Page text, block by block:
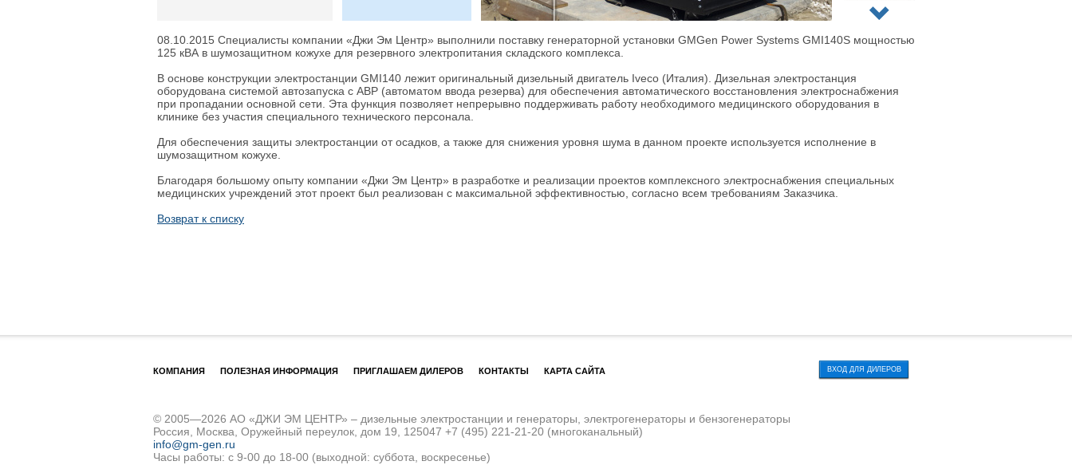
08.10.2015 Специалисты компании «Джи Эм Центр» выполнили поставку генераторной установки GMGen Power Systems GMI140S мощностью
125 кВА в шумозащитном кожухе для резервного электропитания складского комплекса.
В основе конструкции электростанции GMI140 лежит оригинальный дизельный двигатель Iveco (Италия). Дизельная электростанция
оборудована системой автозапуска с АВР (автоматом ввода резерва) для обеспечения автоматического восстановления электроснабжения
при пропадании основной сети. Эта функция позволяет непрерывно поддерживать работу необходимого медицинского оборудования в
клинике без участия специального технического персонала.
Для обеспечения защиты электростанции от осадков, а также для снижения уровня шума в данном проекте используется исполнение в
шумозащитном кожухе.
Благодаря большому опыту компании «Джи Эм Центр» в разработке и реализации проектов комплексного электроснабжения специальных
медицинских учреждений этот проект был реализован с максимальной эффективностью, согласно всем требованиям Заказчика.
Возврат к списку
КОМПАНИЯ ПОЛЕЗНАЯ ИНФОРМАЦИЯ ПРИГЛАШАЕМ ДИЛЕРОВ КОНТАКТЫ КАРТА САЙТА ВХОД ДЛЯ ДИЛЕРОВ
© 2005—2026 АО «ДЖИ ЭМ ЦЕНТР» – дизельные электростанции и генераторы, электрогенераторы и бензогенераторы
Россия, Москва, Оружейный переулок, дом 19, 125047 +7 (495) 221-21-20 (многоканальный)
info@gm-gen.ru
Часы работы: с 9-00 до 18-00 (выходной: суббота, воскресенье)